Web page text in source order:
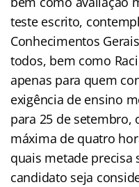
teste escrito,
Conhecimentos
todos, bem como
apenas para quem
exigência de ensino
para 25 de setembro,
máxima de quatro
quais metade precisa
candidato seja